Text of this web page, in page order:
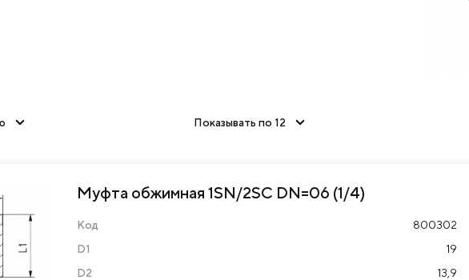
Показывать по 12
Муфта обжимная 1SN/2SC DN=06 (1/4)
Код
800302
D1
19
D2
13,9